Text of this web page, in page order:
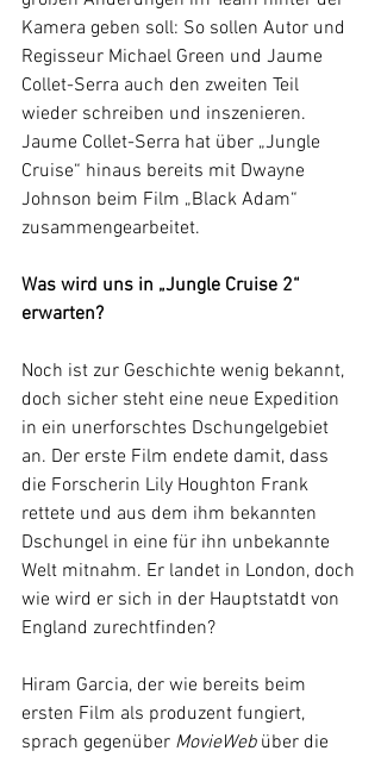
Kamera geben soll: So sollen Autor und
Regisseur Michael Green und Jaume
Collet-Serra auch den zweiten Teil
wieder schreiben und inszenieren.
Jaume Collet-Serra hat über „Jungle
Cruise“ hinaus bereits mit Dwayne
Johnson beim Film „Black Adam“
zusammengearbeitet.
Was wird uns in „Jungle Cruise 2“
erwarten?
Noch ist zur Geschichte wenig bekannt,
doch sicher steht eine neue Expedition
in ein unerforschtes Dschungelgebiet
an. Der erste Film endete damit, dass
die Forscherin Lily Houghton Frank
rettete und aus dem ihm bekannten
Dschungel in eine für ihn unbekannte
Welt mitnahm. Er landet in London, doch
wie wird er sich in der Hauptstatdt von
England zurechtfinden?
Hiram Garcia, der wie bereits beim
ersten Film als produzent fungiert,
sprach gegenüber MovieWeb über die